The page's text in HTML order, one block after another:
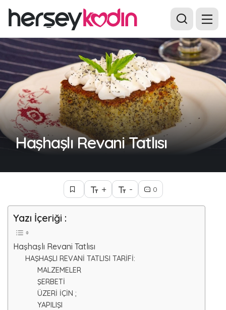
Haşhaşlı Revani Tatlısı
+ - 0
Yazı İçeriği :
Haşhaşlı Revani Tatlısı
HAŞHAŞLI REVANİ TATLISI TARİFİ:
MALZEMELER
ŞERBETİ
ÜZERİ İÇİN ;
YAPILIŞI